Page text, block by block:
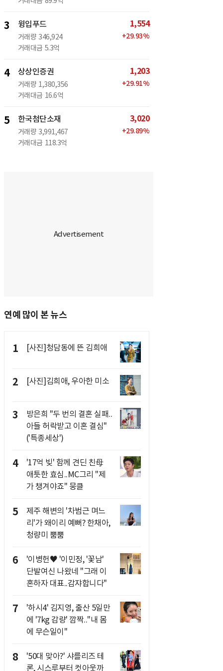
3 윙입푸드
거래량 346,924
거래대금 5.3억
1,554
+29.93%
4 상상인증권
거래량 1,380,356
거래대금 16.6억
1,203
+29.91%
5 한국첨단소재
거래량 3,991,467
거래대금 118.3억
3,020
+29.89%
연예 많이 본 뉴스
1 [사진]청담동에 뜬 김희애
2 [사진]김희애, 우아한 미소
3
방은희 "두 번의 결혼 실패..
아들 허락받고 이혼 결심"
('특종세상')
4
'17억 빚' 함께 견딘 친母
애틋한 효심..MC그리 "제
가 챙겨야죠" 뭉클
5
제주 해변의 '차범근 며느
리'가 왜이리 예뻐? 한채아,
청량미 뿜뿜
6
'이병헌♥ '이민정, '꽃남'
단발여신 나왔네 "그래 이
혼하자 대표..감쟈합니다"
7
'하시4' 김지영, 출산 5일만
에 '7kg 감량' 깜짝.."내 몸
에 무슨일이"
8
'50대 맞아?' 샤를리즈 테
론, 시스루부터 컷아웃까